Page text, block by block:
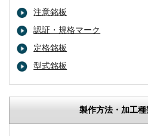
注意銘板
認証・規格マーク
定格銘板
型式銘板
製作方法・加工